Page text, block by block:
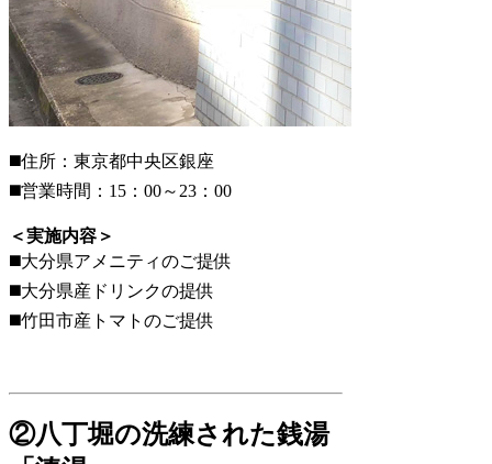
◼️住所：東京都中央区銀座
◼️営業時間：15：00～23：00
＜実施内容＞
◼️大分県アメニティのご提供
◼️大分県産ドリンクの提供
◼️竹田市産トマトのご提供
②八丁堀の洗練された銭湯